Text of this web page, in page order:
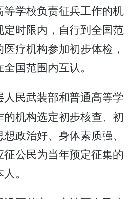
等学校负责征兵工作的机
定时限内，自行到全国范
疗机构参加初步体检，
国范围内互认。
民武装部和普通高等学
机构选定初步核查、初
政治好、身体素质强、
公民为当年预定征集的
。